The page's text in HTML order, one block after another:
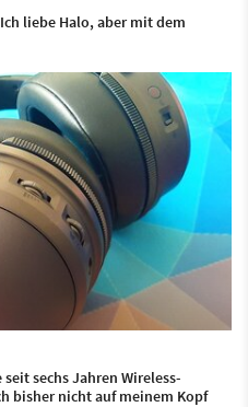
liebe Halo, aber mit dem
sechs Jahren Wireless-
bisher nicht auf meinem Kopf